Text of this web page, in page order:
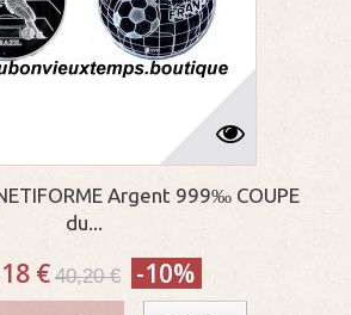
Argent 999‰ COUPE
du...
€ 40,20 € -10%